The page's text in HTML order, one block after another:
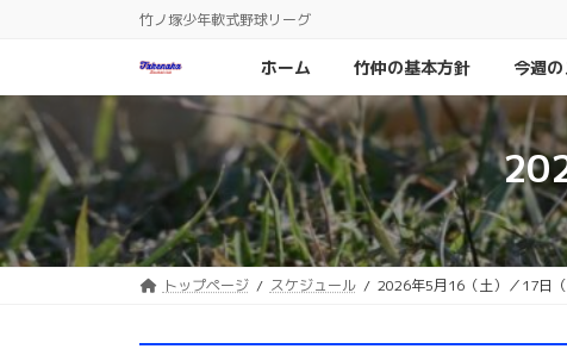
ン
ツ
へ
ス
キ
ッ
プ
ー
シ
ョ
ン
に
移
動
竹ノ塚少年軟式野球リーグ
ホーム 竹仲の基本方針 今週
トップページ スケジュール 2026年5月16（土）／17日（